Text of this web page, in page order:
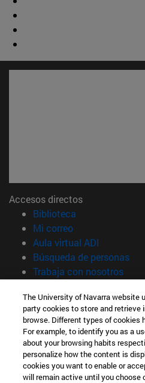
Accesos directos
Biblioteca
Mi correo(abre en nueva
Aula virtual ADI
Búsqueda de personas
Trabaja con nosotros
Información
TFNO +34 948 42 56 00
¿QUÉ GRADO TE INTERESA?
¿QUÉ MÁSTER TE INTERESA?
© Universidad de Navarra
Información legal
The University of Navarra website
party cookies to store and retrieve
browse. Different types of cookies
For example, to identify you as a
about your browsing habits
personalize how the content is
cookies you want to enable or
will remain active until you choose